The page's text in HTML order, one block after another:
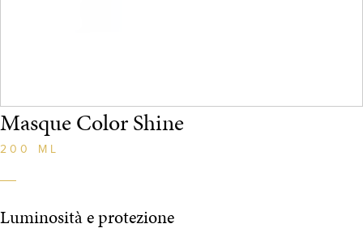
Masque Color Shine
200 ML
Luminosità e protezione